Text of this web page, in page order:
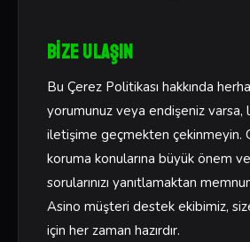
Bize Ulaşın
Bu Çerez Politikası hakkında
yorumunuz veya endişeniz
iletişime geçmekten çekinmeyin.
koruma konularına büyük önem
sorularınızı yanıtlamaktan
Asino müşteri destek ekibimiz,
için her zaman hazırdır.